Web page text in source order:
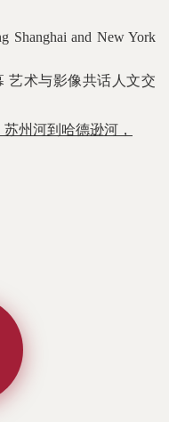
Shanghai and New York
艺术与影像共话人文交
州河到哈德逊河，